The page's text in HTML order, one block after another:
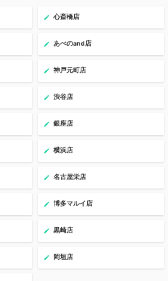
心斎橋店
あべのand店
神戸元町店
渋谷店
銀座店
横浜店
名古屋栄店
博多マルイ店
黒崎店
岡垣店